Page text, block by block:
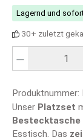
Durchschnittliche
Lagernd und
30+ zuletzt
Produktnummer:
Unser Platzset
Bestecktasche
Esstisch. Das